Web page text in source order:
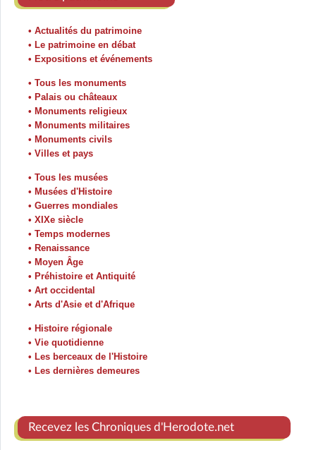
• Actualités du patrimoine
• Le patrimoine en débat
• Expositions et événements
• Tous les monuments
• Palais ou châteaux
• Monuments religieux
• Monuments militaires
• Monuments civils
• Villes et pays
• Tous les musées
• Musées d'Histoire
• Guerres mondiales
• XIXe siècle
• Temps modernes
• Renaissance
• Moyen Âge
• Préhistoire et Antiquité
• Art occidental
• Arts d'Asie et d'Afrique
• Histoire régionale
• Vie quotidienne
• Les berceaux de l'Histoire
• Les dernières demeures
Recevez les Chroniques d'Herodote.net